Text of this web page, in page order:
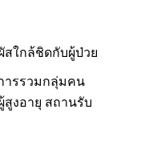
ใกล้ชิดกับผู้ป่วย
ารรวมกลุ่มคน
สูงอายุ สถานรับ